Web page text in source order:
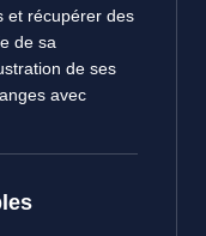
et récupérer des
de sa
de ses
avec